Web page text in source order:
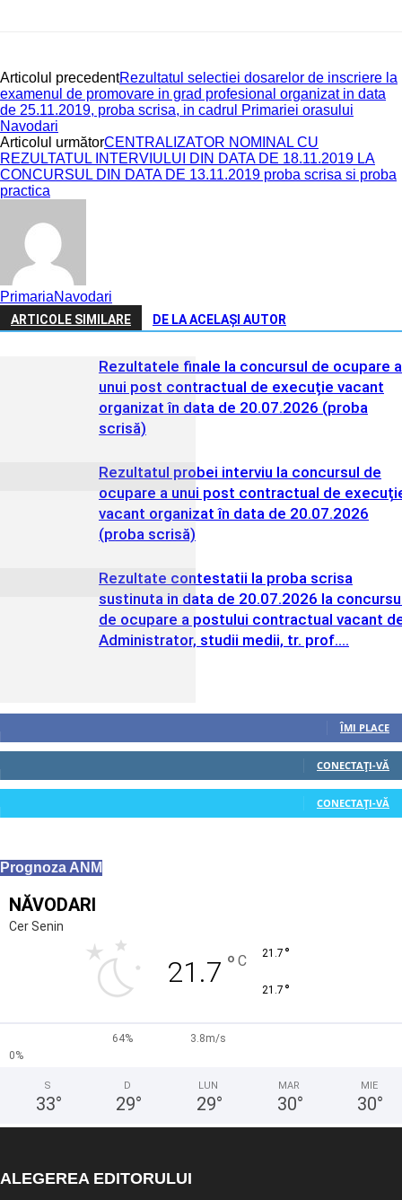
Articolul precedentRezultatul selectiei dosarelor de inscriere la
examenul de promovare in grad profesional organizat in data
de 25.11.2019, proba scrisa, in cadrul Primariei orasului
Navodari
Articolul următorCENTRALIZATOR NOMINAL CU
REZULTATUL INTERVIULUI DIN DATA DE 18.11.2019 LA
CONCURSUL DIN DATA DE 13.11.2019 proba scrisa si proba
practica
PrimariaNavodari
ARTICOLE SIMILARE DE LA ACELAȘI AUTOR
Rezultatele finale la concursul de ocupare a
unui post contractual de execuție vacant
organizat în data de 20.07.2026 (proba
scrisă)
Rezultatul probei interviu la concursul de
ocupare a unui post contractual de
vacant organizat în data de 20.07.2026
(proba scrisă)
Rezultate contestatii la proba scrisa
sustinuta in data de 20.07.2026 la
de ocupare a postului contractual vacant
Administrator, studii medii, tr. prof....
ÎMI PLACE
CONECTAȚI-VĂ
CONECTAȚI-VĂ
Prognoza ANM
NĂVODARI
Cer Senin
21.7 ° C 21.7 °
21.7 °
64%
3.8m/s
0%
S
33°
D
29°
LUN
29°
MAR
30°
MIE
30°
ALEGEREA EDITORULUI